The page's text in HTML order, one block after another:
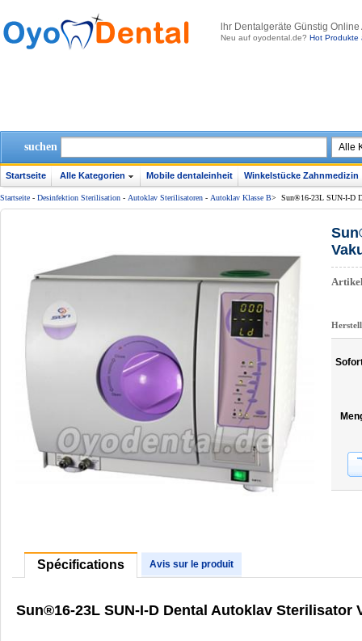
lhr Dentalgeräte Günstig
Neu auf oyodental.de? Hot Produkte
suchen
Startseite Alle Kategorien Mobile dentaleinheit Winkelstücke Zahnmedizin
Startseite - Desinfektion Sterilisation - Autoklav Sterilisatoren - Autoklav Klasse B> Sun®16-23L SUN-I-D
Spécifications Avis sur le produit
Sun®16-23L SUN-I-D Dental Autoklav Sterilisator